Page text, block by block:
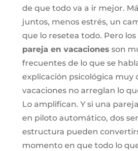
de que todo va a ir mejor.
juntos, menos estrés, un
que lo resetea todo. Pero los
pareja en vacaciones son
frecuentes de lo que se
explicación psicológica muy
vacaciones no arreglan lo
Lo amplifican. Y si una
en piloto automático, dos
estructura pueden
momento en que todo lo